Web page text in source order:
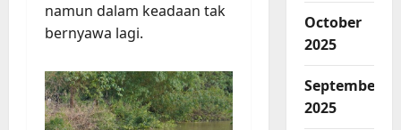
namun dalam keadaan tak
bernyawa lagi.
October
2025
September
2025